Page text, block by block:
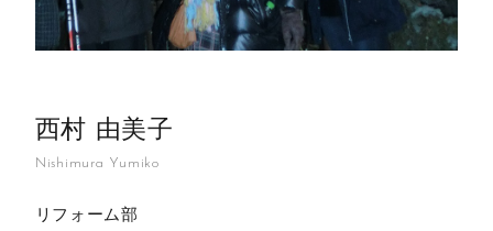
西村 由美子
Nishimura Yumiko
リフォーム部